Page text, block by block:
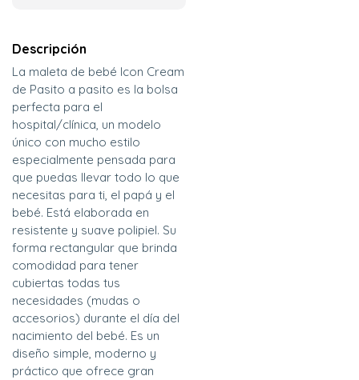
Descripción
La maleta de bebé Icon Cream
de Pasito a pasito es la bolsa
perfecta para el
hospital/clínica, un modelo
único con mucho estilo
especialmente pensada para
que puedas llevar todo lo que
necesitas para ti, el papá y el
bebé. Está elaborada en
resistente y suave polipiel. Su
forma rectangular que brinda
comodidad para tener
cubiertas todas tus
necesidades (mudas o
accesorios) durante el día del
nacimiento del bebé. Es un
diseño simple, moderno y
práctico que ofrece gran